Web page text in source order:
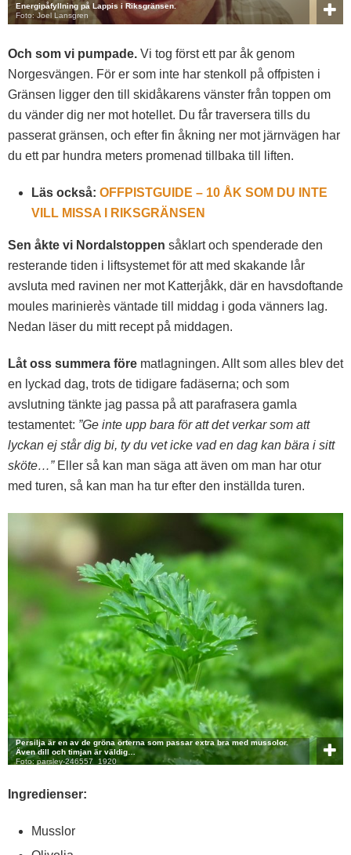
Energipåfyllning på Lappis i Riksgränsen.
Foto: Joel Lansgren
Och som vi pumpade. Vi tog först ett par åk genom
Norgesvängen. För er som inte har stenkoll på offpisten i
Gränsen ligger den till skidåkarens vänster från toppen om
du vänder dig ner mot hotellet. Du får traversera tills du
passerat gränsen, och efter fin åkning ner mot järnvägen har
du ett par hundra meters promenad tillbaka till liften.
Läs också: OFFPISTGUIDE – 10 ÅK SOM DU INTE
VILL MISSA I RIKSGRÄNSEN
Sen åkte vi Nordalstoppen såklart och spenderade den
resterande tiden i liftsystemet för att med skakande lår
avsluta med ravinen ner mot Katterjåkk, där en havsdoftande
moules marinierès väntade till middag i goda vänners lag.
Nedan läser du mitt recept på middagen.
Låt oss summera före matlagningen. Allt som alles blev det
en lyckad dag, trots de tidigare fadäserna; och som
avslutning tänkte jag passa på att parafrasera gamla
testamentet: ”Ge inte upp bara för att det verkar som att
lyckan ej står dig bi, ty du vet icke vad en dag kan bära i sitt
sköte…” Eller så kan man säga att även om man har otur
med turen, så kan man ha tur efter den inställda turen.
Persilja är en av de gröna örterna som passar extra bra med mussolor.
Även dill och timjan är väldig…
Foto: parsley-246557_1920
Ingredienser:
Musslor